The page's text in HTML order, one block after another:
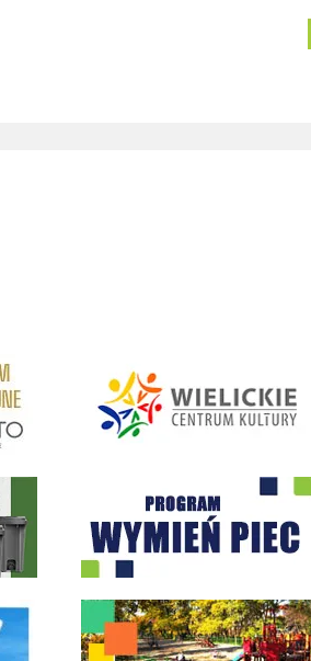
i Gminy WieliczkaProgram "Czyste Powietrze" - Wieliczka
link do strony - Wielicki Budżet Obywatelski